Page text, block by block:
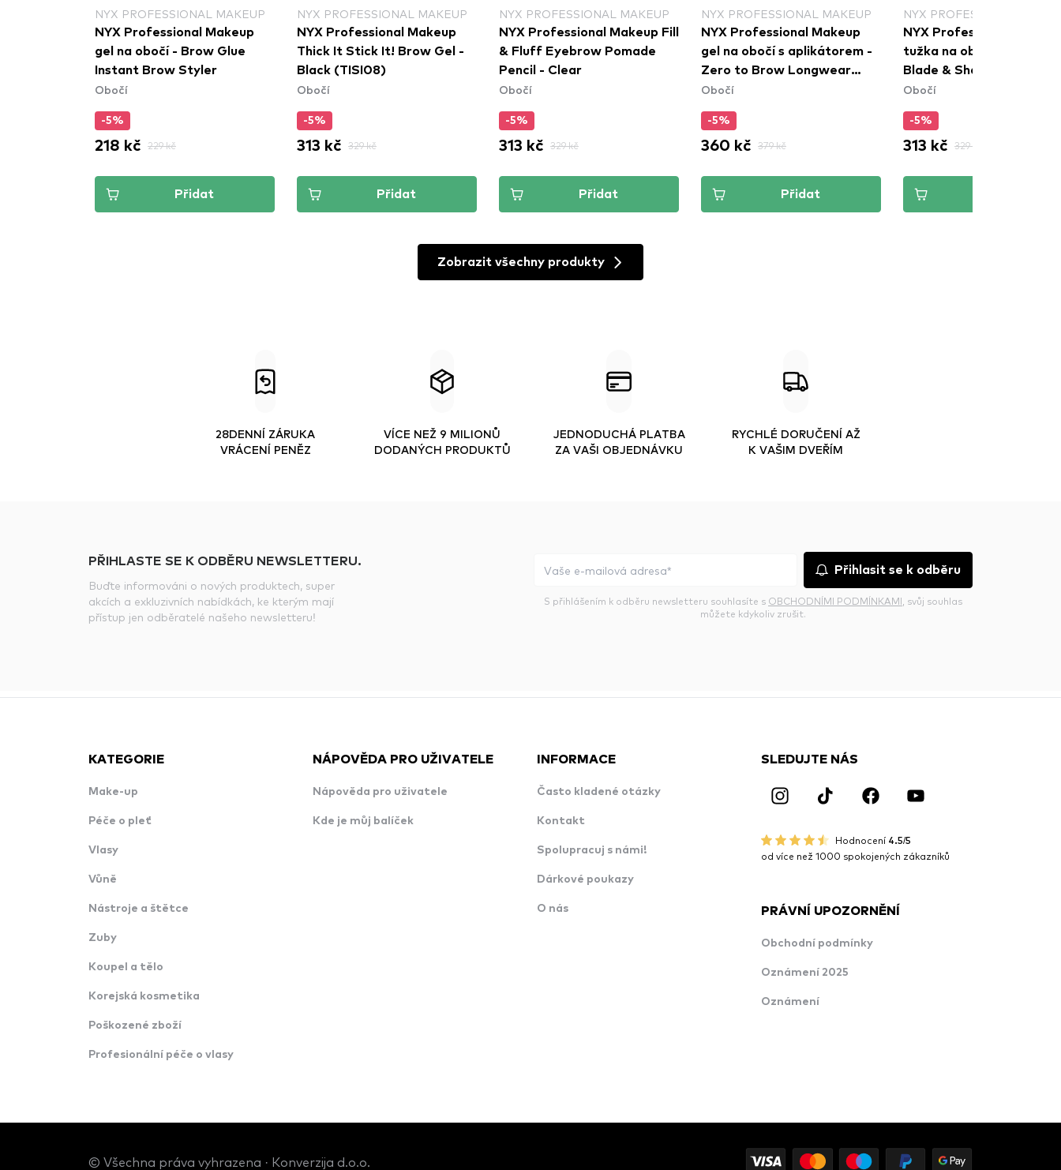
NYX PROFESSIONAL MAKEUP
NYX Professional Makeup
gel na obočí - Brow Glue
Instant Brow Styler
Obočí
-5%
218 kč 229 kč
Přidat
NYX PROFESSIONAL MAKEUP
NYX Professional Makeup
Thick It Stick It! Brow Gel -
Black (TISI08)
Obočí
-5%
313 kč 329 kč
Přidat
NYX PROFESSIONAL MAKEUP
NYX Professional Makeup Fill
& Fluff Eyebrow Pomade
Pencil - Clear
Obočí
-5%
313 kč 329 kč
Přidat
NYX PROFESSIONAL MAKEUP
NYX Professional Makeup
gel na obočí s aplikátorem -
Zero to Brow Longwear
Brow Gel - Black (ZTBG08)
Obočí
-5%
360 kč 379 kč
Přidat
NYX PROFESSIONAL
NYX Professional
tužka na obočí s
Blade & Shade Nano
Pencil - 09 Brunette
Obočí
-5%
313 kč 329 kč
Zobrazit všechny produkty
28DENNÍ ZÁRUKA
VRÁCENÍ PENĚZ
VÍCE NEŽ 9 MILIONŮ
DODANÝCH PRODUKTŮ
JEDNODUCHÁ PLATBA
ZA VAŠI OBJEDNÁVKU
RYCHLÉ DORUČENÍ AŽ
K VAŠIM DVEŘÍM
PŘIHLASTE SE K ODBĚRU NEWSLETTERU.
Buďte informováni o nových produktech, super
akcích a exkluzivních nabídkách, ke kterým mají
přístup jen odběratelé našeho newsletteru!
Přihlasit se k odběru
S přihlášením k odběru newsletteru souhlasíte s OBCHODNÍMI PODMÍNKAMI , svůj souhlas
můžete kdykoliv zrušit.
KATEGORIE
Make-up
Péče o pleť
Vlasy
Vůně
Nástroje a štětce
Zuby
Koupel a tělo
Korejská kosmetika
Poškozené zboží
Profesionální péče o vlasy
NÁPOVĚDA PRO UŽIVATELE
Nápověda pro uživatele
Kde je můj balíček
INFORMACE
Často kladené otázky
Kontakt
Spolupracuj s námi!
Dárkové poukazy
O nás
SLEDUJTE NÁS
Hodnocení 4.5/5
od více než 1000 spokojených zákazníků
PRÁVNÍ UPOZORNĚNÍ
Obchodní podmínky
Oznámení 2025
Oznámení
© Všechna práva vyhrazena · Konverzija d.o.o.